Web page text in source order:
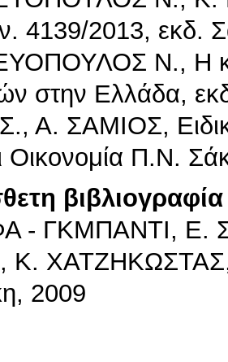
4139/2013, εκδ.
Ν., Η
στην Ελλάδα,
Α. ΣΑΜΙΟΣ,
Οικονομία Π.Ν.
βιβλιογραφία
- ΓΚΜΠΑΝΤΙ, Ε.
Κ. ΧΑΤΖΗΚΩΣΤΑΣ,
2009